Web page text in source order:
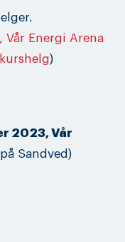
Vår Energi Arena
)
2023, Vår
Sandved)